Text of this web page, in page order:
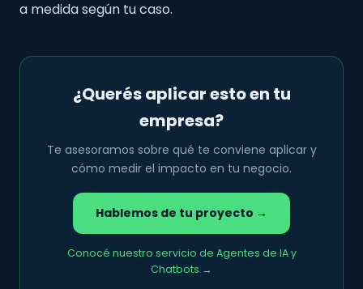
a medida según tu caso.
¿Querés aplicar esto en tu
empresa?
Te asesoramos sobre qué te conviene aplicar y
cómo medir el impacto en tu negocio.
Hablemos de tu proyecto →
Conocé nuestro servicio de Agentes de IA y
Chatbots →